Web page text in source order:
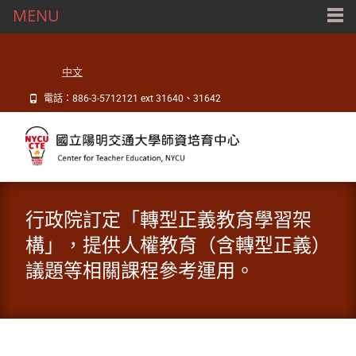
中文
電話：886-3-5712121 ext 31640、31642
行政院訂定「轉型正義教育學習架
構」，提供人權教育（含轉型正義）
議題等相關課程參考運用。
MENU